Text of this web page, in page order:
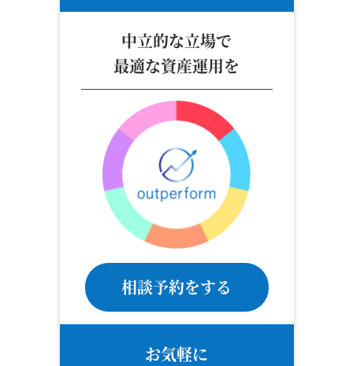
中立的な立場で
最適な資産運用を
相談予約をする
お気軽に